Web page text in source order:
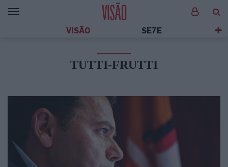
VISÃO SE7E
TUTTI-FRUTTI